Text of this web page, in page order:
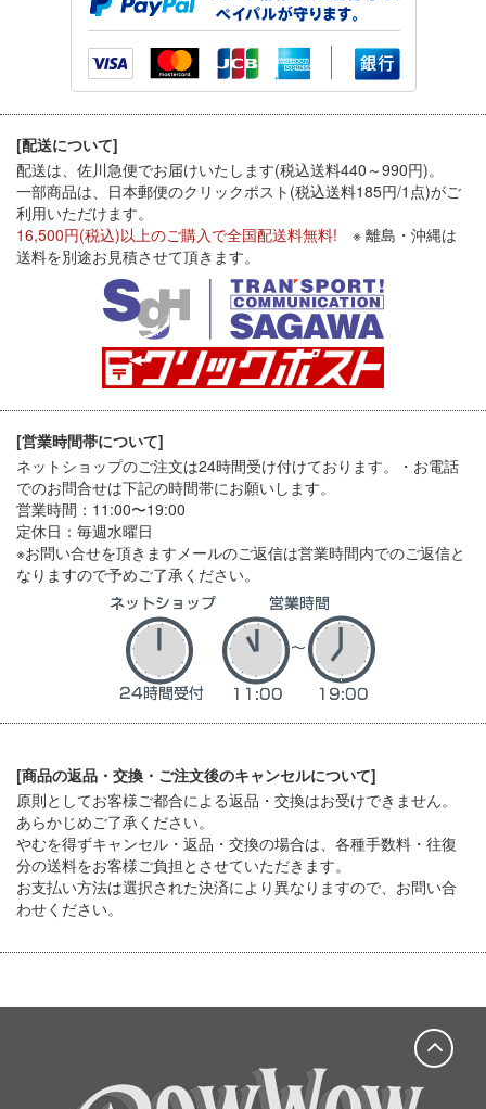
[配送について]
配送は、佐川急便でお届けいたします(税込送料440～990円)。
一部商品は、日本郵便のクリックポスト(税込送料185円/1点)がご
利用いただけます。
16,500円(税込)以上のご購入で全国配送料無料! ※ 離島・沖縄は
送料を別途お見積させて頂きます。
[営業時間帯について]
ネットショップのご注文は24時間受け付けております。・お電話
でのお問合せは下記の時間帯にお願いします。
営業時間：11:00〜19:00
定休日：毎週水曜日
※お問い合せを頂きますメールのご返信は営業時間内でのご返信と
なりますので予めご了承ください。
[商品の返品・交換・ご注文後のキャンセルについて]
原則としてお客様ご都合による返品・交換はお受けできません。
あらかじめご了承ください。
やむを得ずキャンセル・返品・交換の場合は、各種手数料・往復
分の送料をお客様ご負担とさせていただきます。
お支払い方法は選択された決済により異なりますので、お問い合
わせください。